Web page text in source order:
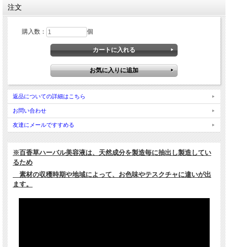
注文
購入数： 個
返品についての詳細はこちら
お問い合わせ
友達にメールですすめる
※百香草ハーバル美容液は、天然成分を製造毎に抽出し製造してい
るため
素材の収穫時期や地域によって、お色味やテスクチャに違いが出
ます。